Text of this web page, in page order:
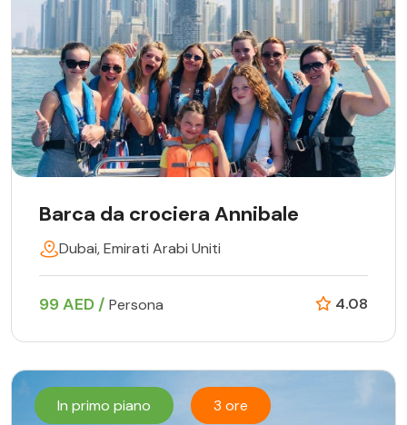
Barca da crociera Annibale
Dubai, Emirati Arabi Uniti
99 AED / Persona 4.08
In primo piano 3 ore